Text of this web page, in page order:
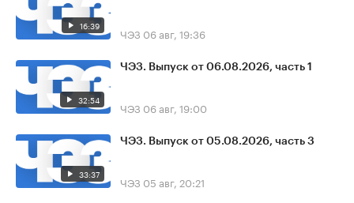
16:39 ЧЭЗ 06 авг, 19:36
32:54
ЧЭЗ. Выпуск от 06.08.2026, часть 1
ЧЭЗ 06 авг, 19:00
33:37
ЧЭЗ. Выпуск от 05.08.2026, часть 3
ЧЭЗ 05 авг, 20:21